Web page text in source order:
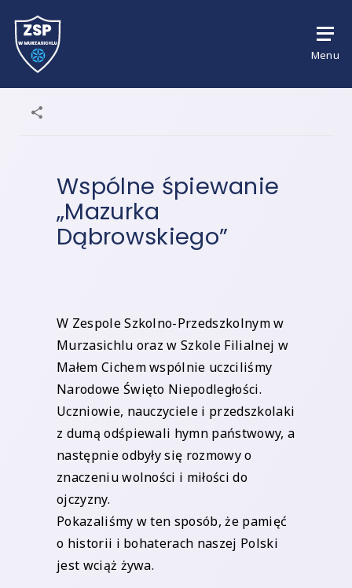
Menu
Wspólne śpiewanie
„Mazurka
Dąbrowskiego”
W Zespole Szkolno-Przedszkolnym w
Murzasichlu oraz w Szkole Filialnej w
Małem Cichem wspólnie uczciliśmy
Narodowe Święto Niepodległości.
Uczniowie, nauczyciele i przedszkolaki
z dumą odśpiewali hymn państwowy, a
następnie odbyły się rozmowy o
znaczeniu wolności i miłości do
ojczyzny.
Pokazaliśmy w ten sposób, że pamięć
o historii i bohaterach naszej Polski
jest wciąż żywa.